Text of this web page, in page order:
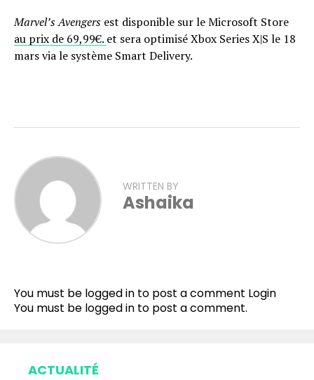
Marvel’s Avengers est disponible sur le Microsoft Store
au prix de 69,99€. et sera optimisé Xbox Series X|S le 18
mars via le système Smart Delivery.
WRITTEN BY
Ashaika
You must be logged in to post a comment Login
You must be logged in to post a comment.
ACTUALITÉ
Pinterest